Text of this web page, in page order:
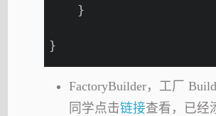
    }
}
FactoryBuilder，工厂
同学点击链接查看，已经